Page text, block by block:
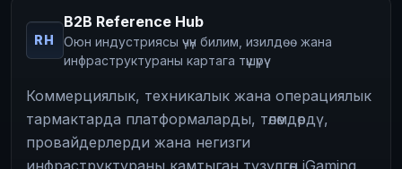
RH
B2B Reference Hub
Оюн индустриясы үчүн билим, изилдөө жана
инфраструктураны картага түшүрүү
Коммерциялык, техникалык жана операциялык
тармактарда платформаларды, төлөмдөрдү,
провайдерлерди жана негизги
инфраструктураны камтыган түзүлгөн iGaming